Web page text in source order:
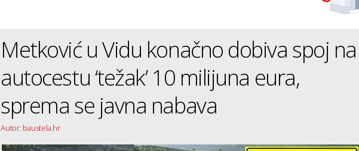
Metković u Vidu konačno dobiva spoj na
autocestu ‘težak’ 10 milijuna eura,
sprema se javna nabava
Autor: baustela.hr